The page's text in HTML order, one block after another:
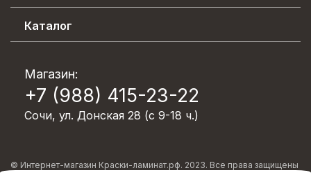
Вопрос-ответ
Контакты
Блог
Сотрудничество
Каталог
Лакокрасочные материалы
Обои/Стеклохолст/Клей
Пена монтажная/Герметики/Клея
Клей для ПВХ
Магазин:
+7 (988) 415-23-22
Сочи, ул. Донская 28 (с 9-18 ч.)
© Интернет-магазин Краски-ламинат.рф. 2023. Все права защищены